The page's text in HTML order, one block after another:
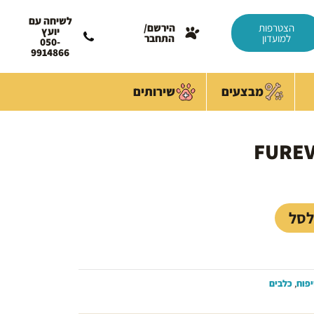
הצטרפות
למועדון
הירשם/
התחבר
לשיחה עם
יועץ
050-
9914866
מבצעים שירותים
39.00
, כלבים